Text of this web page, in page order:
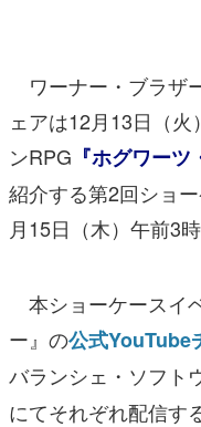
その他
電ファミニコゲーマーと
運営：株式会社マレ
ワーナー・ブラザ
ェアは12月13日（
ンRPG 『ホグワーツ
紹介する第2回ショ
月15日（木）午前3
本ショーケースイ
ー』の公式YouTube
バランシェ・ソフト
にてそれぞれ配信す